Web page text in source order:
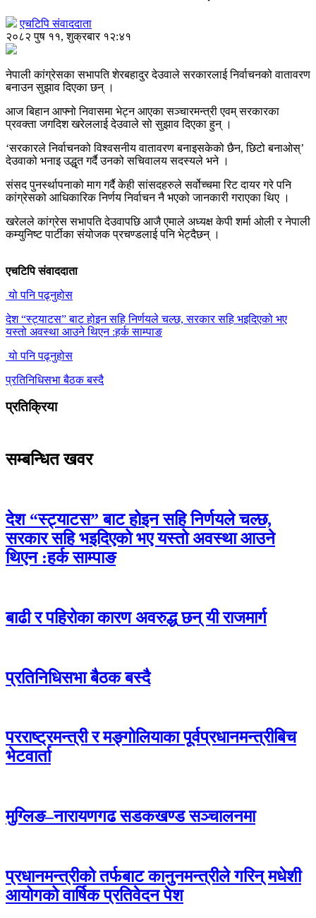
एचटिपि संवाददाता
२०८२ पुष ११, शुक्रबार १२:४१
नेपाली कांग्रेसका सभापति शेरबहादुर देउवाले सरकारलाई निर्वाचनको वातावरण
बनाउन सुझाव दिएका छन् ।
आज बिहान आफ्नो निवासमा भेट्न आएका सञ्चारमन्त्री एवम् सरकारका
प्रवक्ता जगदिश खरेललाई देउवाले सो सुझाव दिएका हुन् ।
‘सरकारले निर्वाचनको विश्वसनीय वातावरण बनाइसकेको छैन, छिटो बनाओस्’
देउवाको भनाइ उद्धृत गर्दै उनको सचिवालय सदस्यले भने ।
संसद पुनर्स्थापनाको माग गर्दै केही सांसदहरुले सर्वोच्चमा रिट दायर गरे पनि
कांग्रेसको आधिकारिक निर्णय निर्वाचन नै भएको जानकारी गराएका थिए ।
खरेलले कांग्रेस सभापति देउवापछि आजै एमाले अध्यक्ष केपी शर्मा ओली र नेपाली
कम्युनिष्ट पार्टीका संयोजक प्रचण्डलाई पनि भेट्दैछन् ।
एचटिपि संवाददाता
यो पनि पढ्नुहोस
देश “स्ट्याटस” बाट होइन सहि निर्णयले चल्छ, सरकार सहि भइदिएको भए
यस्तो अवस्था आउने थिएन :हर्क साम्पाङ
यो पनि पढ्नुहोस
प्रतिनिधिसभा बैठक बस्दै
प्रतिक्रिया
सम्बन्धित खवर
देश “स्ट्याटस” बाट होइन सहि निर्णयले चल्छ,
सरकार सहि भइदिएको भए यस्तो अवस्था आउने
थिएन :हर्क साम्पाङ
बाढी र पहिरोका कारण अवरुद्ध छन् यी राजमार्ग
प्रतिनिधिसभा बैठक बस्दै
परराष्ट्रमन्त्री र मङ्गोलियाका पूर्वप्रधानमन्त्रीबिच
भेटवार्ता
मुग्लिङ–नारायणगढ सडकखण्ड सञ्चालनमा
प्रधानमन्त्रीको तर्फबाट कानुनमन्त्रीले गरिन् मधेशी
आयोगको वार्षिक प्रतिवेदन पेश